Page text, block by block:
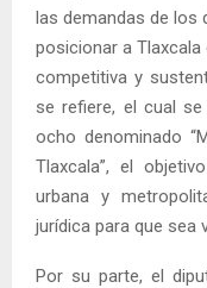
las demandas de los
posicionar a
competitiva y
se refiere, el cual
ocho denominado
Tlaxcala”, el
urbana y
jurídica para que sea
Por su parte, el